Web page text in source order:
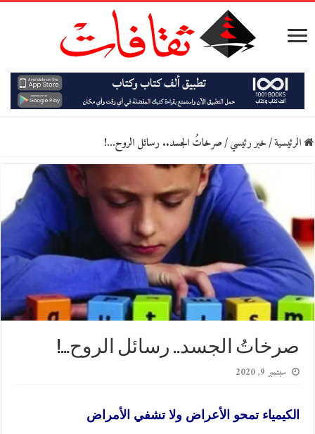
الرئيسية/خبر رئيسي/صرخاتُ الجسد.. رسائل الروح…!
صرخاتُ الجسد.. رسائل الروح…!
سبتمبر 9, 2020
الكيمياء تمحو الأعراض ولا تشفي الأمراض